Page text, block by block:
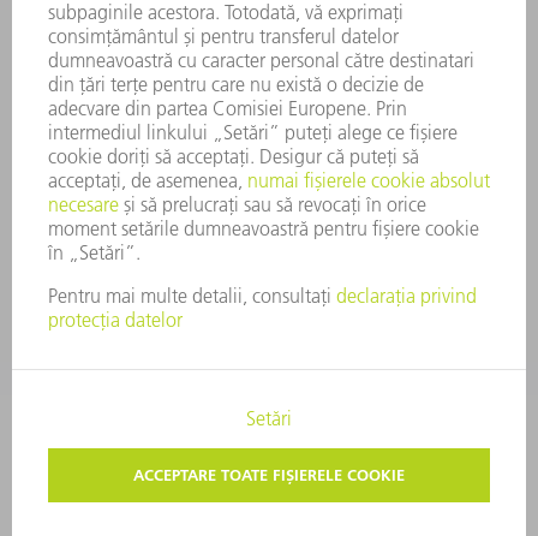
PRINCIPII DE BAZĂ ALE COMPANIEI
CONFORMITATE
SISTEMUL AVERTIZORILOR DE INTEGRITATE
SECURITATE
COMUNICATE DE PRESĂ
REVISTE
SUSTENABILITATE
MEDIU ȘI CLIMĂ
ASPECTE SOCIALE ȘI DE ÎNTREPRINDERE
GUVERNANȚA CORPORATIVĂ
PROTECȚIA DATELOR
DREPTURI DE AUTOR
TERMENI ŞI CONDIŢII GENERALE
SETĂRI PRIVIND SFERA PRIVATĂ